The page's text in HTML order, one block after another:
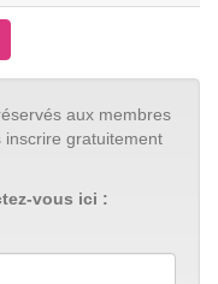
aux membres
inscrire gratuitement
vous ici :